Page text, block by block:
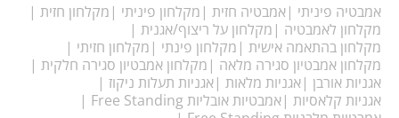
אמבטיה פיניתי אמבטיה חזית מקלחון פיניתי
מקלחון חזית
מקלחון לאמבטיה
מקלחון על ריצוף/אגנית
מקלחון בהתאמה אישית
מקלחון פינתי
מקלחון חזיתי
מקלחון אמבטיון סגירה מלאה
מקלחון אמבטיון סגירה חלקית
אגניות אורבן
אגניות מלאות אגניות תעלות ניקוז
אגניות קלאסיות אמבטיות אובליות Free Standing